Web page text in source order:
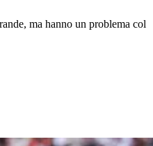
ma hanno un problema col